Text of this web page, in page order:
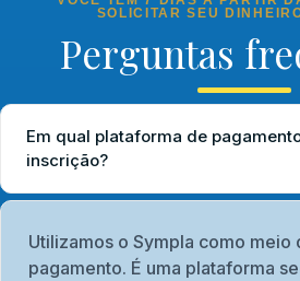
SOLICITAR SEU
Perguntas
Em qual plataforma de
inscrição?
Utilizamos o Sympla como meio
pagamento. É uma plataforma